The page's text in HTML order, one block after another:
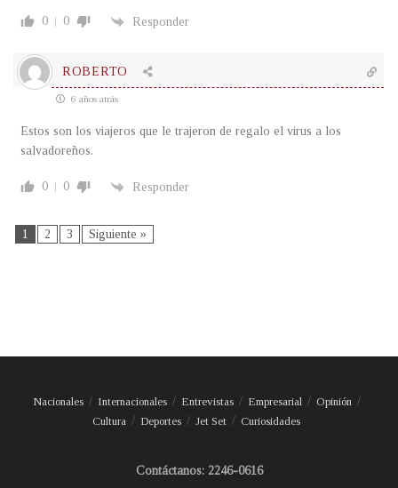
0 0 Responder
ROBERTO
6 años atrás
Estos son los viajeros que le trajeron de regalo el virus a los
salvadoreños.
0 0 Responder
1 2 3 Siguiente »
Nacionales Internacionales Entrevistas Empresarial
Opinión
Cultura
Deportes Jet Set Curiosidades
Contáctanos: 2246-0616